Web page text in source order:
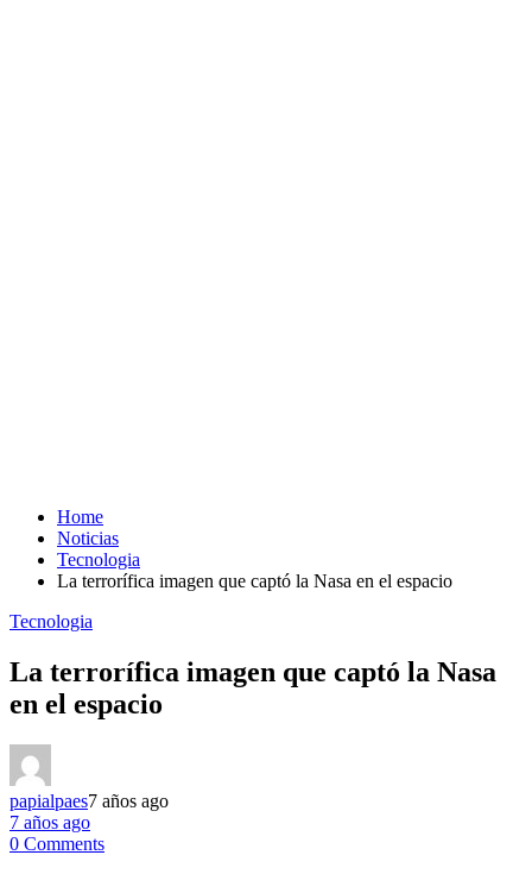
Home
Noticias
Tecnologia
La terrorífica imagen que captó la Nasa en el espacio
Tecnologia
La terrorífica imagen que captó la Nasa
en el espacio
papialpaes7 años ago
7 años ago
0 Comments